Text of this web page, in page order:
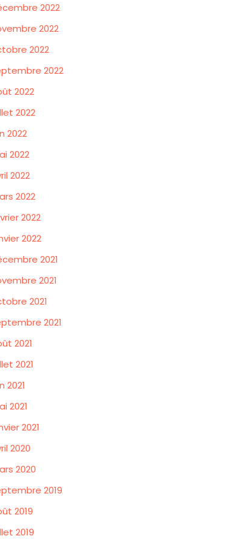
2022
2022
2022
2022
2022
2022
2022
2022
2022
2022
2022
2022
2021
2021
2021
2021
2021
2021
2021
2021
2021
2020
2020
2019
2019
2019